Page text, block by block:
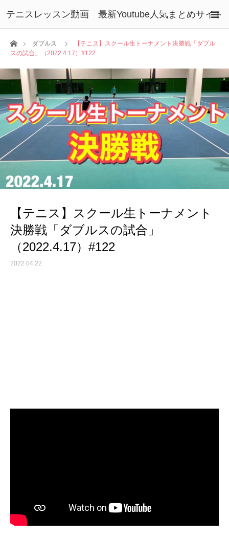
テニスレッスン動画 最新Youtube人気まとめサイト
ホームダブルス
【テニス】スクール生トーナメント決勝戦「ダブル
スの試合」（2022.4.17）#122
【テニス】スクール生トーナメント
決勝戦「ダブルスの試合」
（2022.4.17）#122
2022.04.22